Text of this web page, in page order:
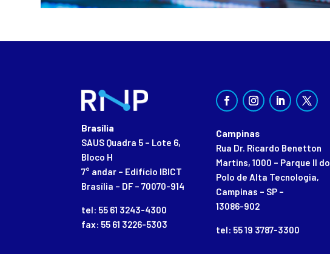
Brasília
SAUS Quadra 5 – Lote 6,
Bloco H
7° andar – Edifício IBICT
Brasília – DF – 70070-914
tel: 55 61 3243-4300
fax: 55 61 3226-5303
Campinas
Rua Dr. Ricardo Benetton
Martins, 1000 – Parque II do
Polo de Alta Tecnologia,
Campinas – SP –
13086-902
tel: 55 19 3787-3300